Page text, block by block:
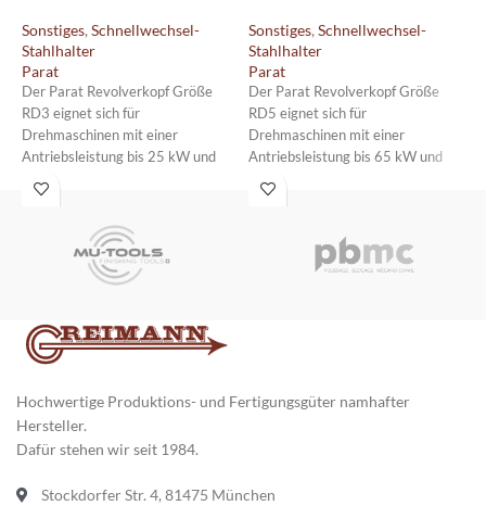
Sonstiges,Schnellwechsel-
Stahlhalter
Parat
Der Parat Revolverkopf Größe
RD3 eignet sich für
Drehmaschinen mit einer
Antriebsleistung bis 25 kW und
einer Schlittenbreite von maximal
180 mm.
Sonstiges,Schnellwechsel-
Stahlhalter
Parat
Der Parat Revolverkopf Größe
RD5 eignet sich für
Drehmaschinen mit einer
Antriebsleistung bis 65 kW und
einer Schlittenbreite von maximal
300 mm.
Hochwertige Produktions- und Fertigungsgüter namhafter
Hersteller.
Dafür stehen wir seit 1984.
Stockdorfer Str. 4, 81475 München